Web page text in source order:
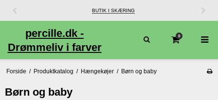
percille.dk -
Drømmeliv i farver
0
Forside / Produktkatalog / Hængekøjer / Børn og baby
Børn og baby